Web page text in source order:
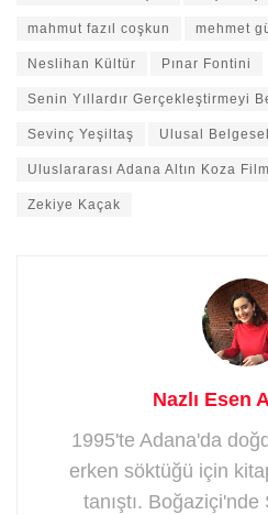
mahmut fazıl coşkun mehmet
Neslihan Kültür Pınar Fontini
Senin Yıllardır Gerçekleştirmeyi
Sevinç Yeşiltaş Ulusal Belgesel
Uluslararası Adana Altın Koza
Zekiye Kaçak
Nazlı Esen
1995'te Adana'da
erken söktüğü için
tanıştı.